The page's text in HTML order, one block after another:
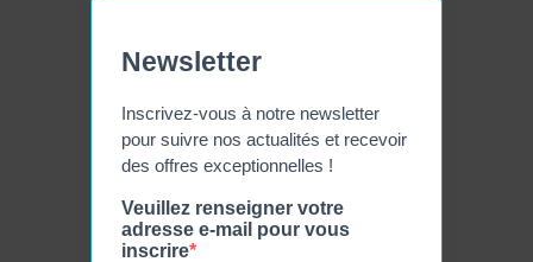
Newsletter
Inscrivez-vous à notre newsletter
pour suivre nos actualités et recevoir
des offres exceptionnelles !
Veuillez renseigner votre
adresse e-mail pour vous
inscrire